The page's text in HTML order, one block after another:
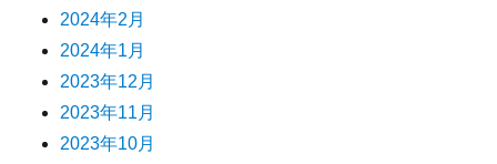
2024年2月
2024年1月
2023年12月
2023年11月
2023年10月